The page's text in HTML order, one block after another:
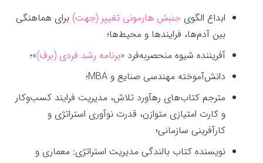
ابداع الگوی جنبش هارمونی تغییر (جهت) برای هماهنگی
بین آدم‌ها، فرایندها و محیط‌ها؛
آفریننده شیوه منحصربه‌فرد «برنامه رشد فردی (برف)»؛
دانش‌آموخته مهندسی صنایع و MBA؛
مترجم کتاب‌های رهآورد تلاش، مدیریت فرایند کسب‌وکار
و کارت امتیازی متوازن، قدرت نوآوری استراتژی و
کارآفرینی سازمانی؛
نویسنده کتاب بالندگی مدیریت استراتژی: معماری و